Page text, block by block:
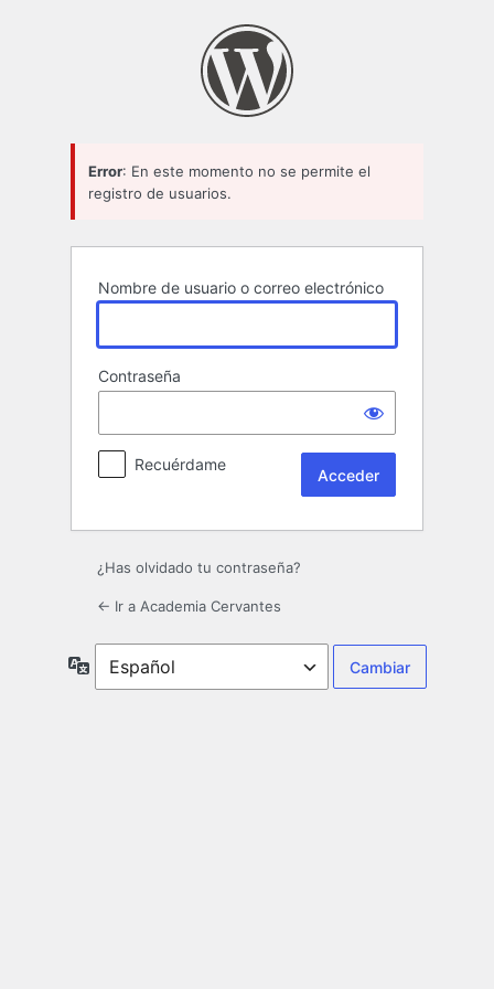
Error: En este momento no se permite el
registro de usuarios.
Nombre de usuario o correo electrónico
Contraseña
Recuérdame
¿Has olvidado tu contraseña?
← Ir a Academia Cervantes
Idioma